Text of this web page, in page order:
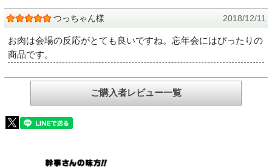
つっちゃん様 2018/12/11
お肉は会場の反応がとても良いですね。忘年会にはぴったりの
商品です。
ご購入者レビュー一覧